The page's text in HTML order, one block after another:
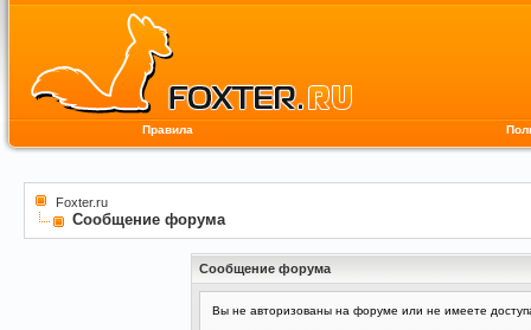
Правила
Foxter.ru
Сообщение форума
Сообщение форума
Вы не авторизованы на форуме или не имеете